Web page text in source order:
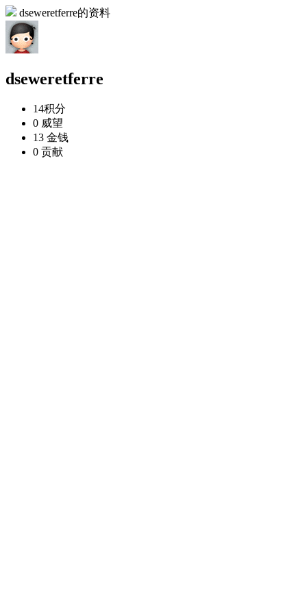
dseweretferre的资料
dseweretferre
14积分
0 威望
13 金钱
0 贡献